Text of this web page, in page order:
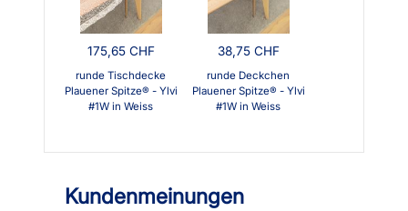
175,65 CHF
runde Tischdecke
Plauener Spitze® - Ylvi
#1W in Weiss
38,75 CHF
runde Deckchen
Plauener Spitze® - Ylvi
#1W in Weiss
Kundenmeinungen